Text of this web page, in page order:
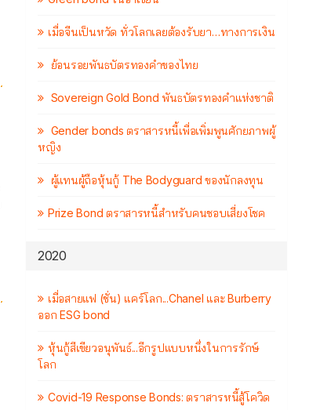
เมื่อจีนเป็นหวัด ทั่วโลกเลยต้องรับยา…ทางการเงิน
ย้อนรอยพันธบัตรทองคำของไทย
Sovereign Gold Bond พันธบัตรทองคำแห่งชาติ
Gender bonds ตราสารหนี้เพื่อเพิ่มพูนศักยภาพผู้
หญิง
ผู้แทนผู้ถือหุ้นกู้ The Bodyguard ของนักลงทุน
Prize Bond ตราสารหนี้สำหรับคนชอบเสี่ยงโชค
2020
เมื่อสายแฟ (ชั่น) แคร์โลก...Chanel และ Burberry
ออก ESG bond
หุ้นกู้สีเขียวอนุพันธ์...อีกรูปแบบหนึ่งในการรักษ์
โลก
Covid-19 Response Bonds: ตราสารหนี้สู้โควิด